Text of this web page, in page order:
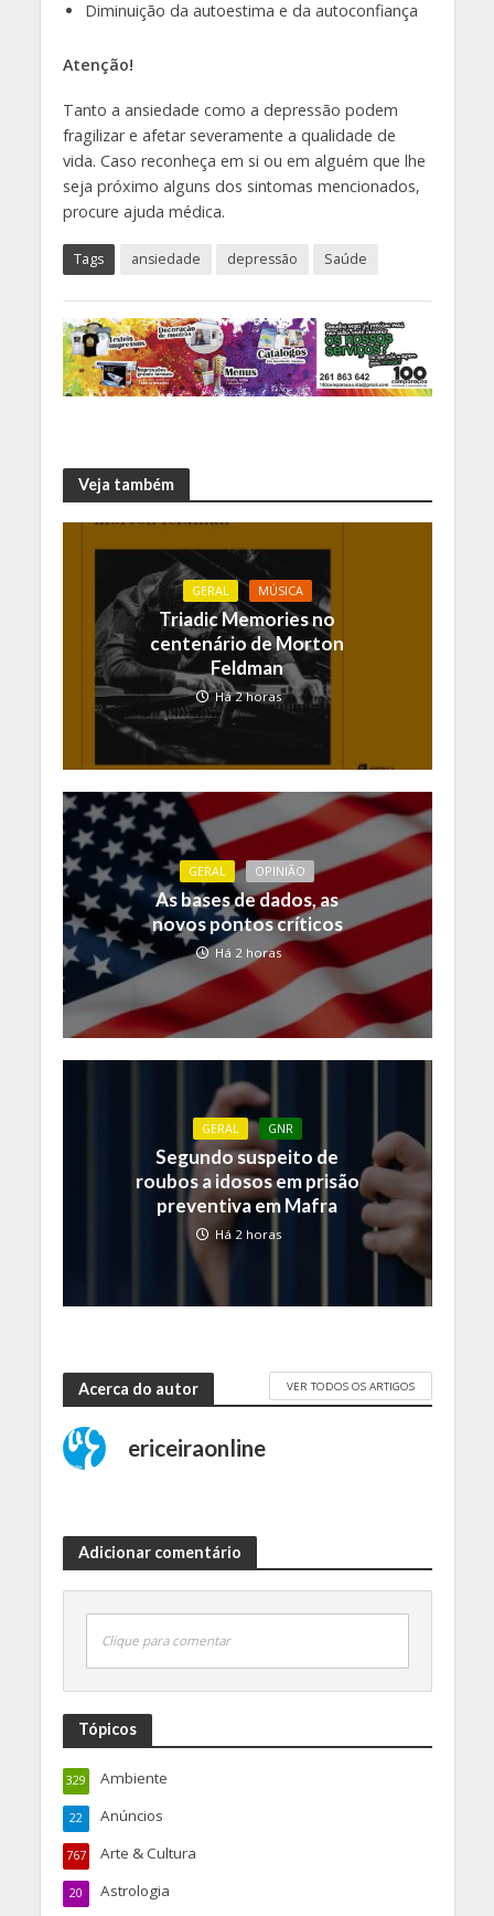
Diminuição da autoestima e da autoconfiança
Atenção!
Tanto a ansiedade como a depressão podem
fragilizar e afetar severamente a qualidade de
vida. Caso reconheça em si ou em alguém que lhe
seja próximo alguns dos sintomas mencionados,
procure ajuda médica.
Tags ansiedade depressão Saúde
Veja também
GERAL MÚSICA
Triadic Memories no
centenário de Morton
Feldman
Há 2 horas
GERAL OPINIÃO
As bases de dados, as
novos pontos críticos
Há 2 horas
GERAL GNR
Segundo suspeito de
roubos a idosos em prisão
preventiva em Mafra
Há 2 horas
Acerca do autor VER TODOS OS ARTIGOS
ericeiraonline
Adicionar comentário
Clique para comentar
Tópicos
Ambiente
329
Anúncios
22
Arte & Cultura
767
Astrologia
20